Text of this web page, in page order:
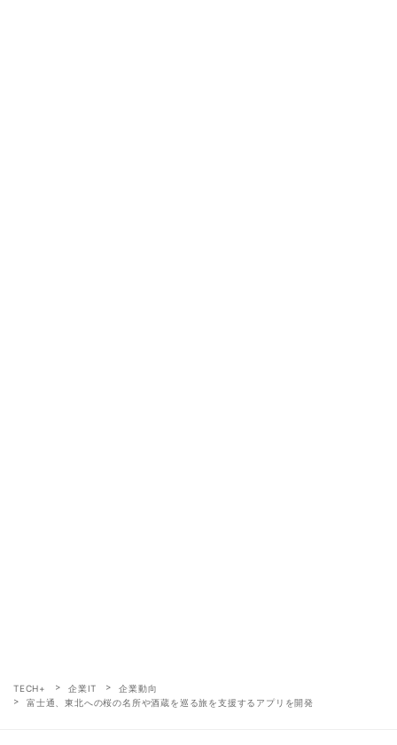
TECH+ 企業IT
企業動向
富士通、東北への桜の名所や酒蔵を巡る旅を支援するアプリを開発